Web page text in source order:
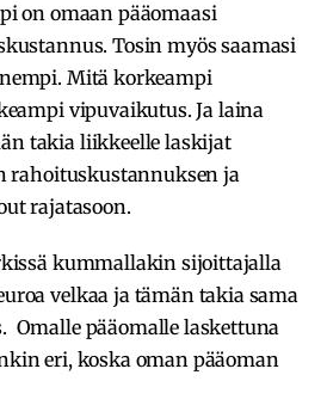
on omaan pääomaasi
Tosin myös saamasi
Mitä korkeampi
vipuvaikutus. Ja laina
takia liikkeelle laskijat
rahoituskustannuksen ja
rajatasoon.
kummallakin sijoittajalla
velkaa ja tämän takia sama
Omalle pääomalle laskettuna
eri, koska oman pääoman